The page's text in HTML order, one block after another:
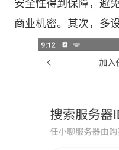
安全性得到保障，避
商业机密。其次，多